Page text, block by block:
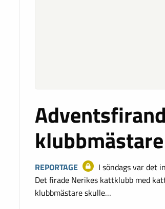
REPORTAGE
I söndags var det
Det firade Nerikes kattklubb med
klubbmästare skulle…